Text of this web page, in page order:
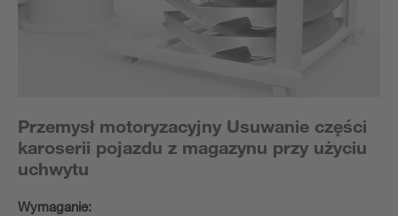
Przemysł motoryzacyjny Usuwanie części
karoserii pojazdu z magazynu przy użyciu
uchwytu
Wymaganie: